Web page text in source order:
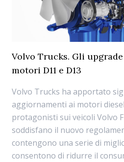
Volvo Trucks. Gli
motori D11 e D13
Volvo Trucks ha apportato
aggiornamenti ai motori
protagonisti sui veicoli Volvo
soddisfano il nuovo
contengono una serie di
consentono di ridurre il